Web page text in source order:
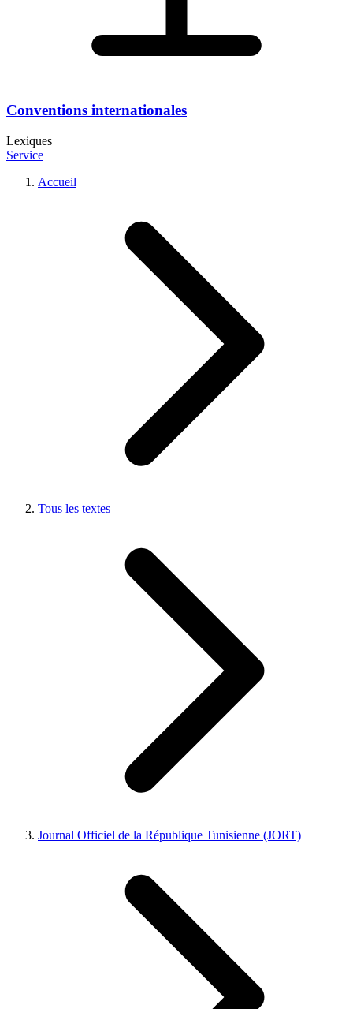
Conventions internationales
Lexiques
Service
Accueil
Tous les textes
Journal Officiel de la République Tunisienne (JORT)